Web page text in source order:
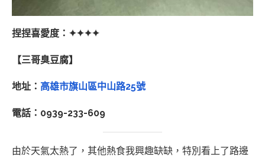
捏捏喜愛度：✦✦✦✦
【三哥臭豆腐】
地址： 高雄市旗山區中山路25號
電話：0939-233-609
由於天氣太熱了，其他熱食我興趣缺缺，特別看上了路邊